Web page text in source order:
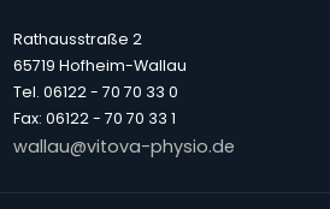
Rathausstraße 2
65719 Hofheim-Wallau
Tel. 06122 - 70 70 33 0
Fax: 06122 - 70 70 33 1
wallau@vitova-physio.de